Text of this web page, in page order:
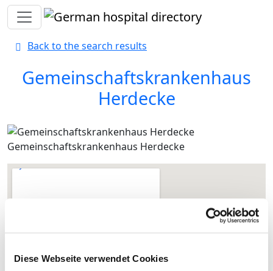
Diese Webseite verwendet Cookies
Toggle navigation
Back to the search results
Gemeinschaftskrankenhaus
Herdecke
Gemeinschaftskrankenhaus Herdecke